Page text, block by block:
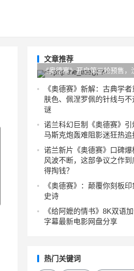
文章推荐
《奥德赛》开启第三轮预售，
燃气套装免费升级，今日晴
《奥德赛》新解：古典学
肤色、佩涅罗佩的针线与不
谜
诺兰科幻巨制《奥德赛》引
马斯克炮轰难阻影迷狂热追
诺兰新片《奥德赛》口碑爆
风波不断，这部争议之作到
得掏钱？
《奥德赛》：颠覆你刻板
史诗
《给阿嬷的情书》8K双语
字幕最新电影网盘分享
热门关键词